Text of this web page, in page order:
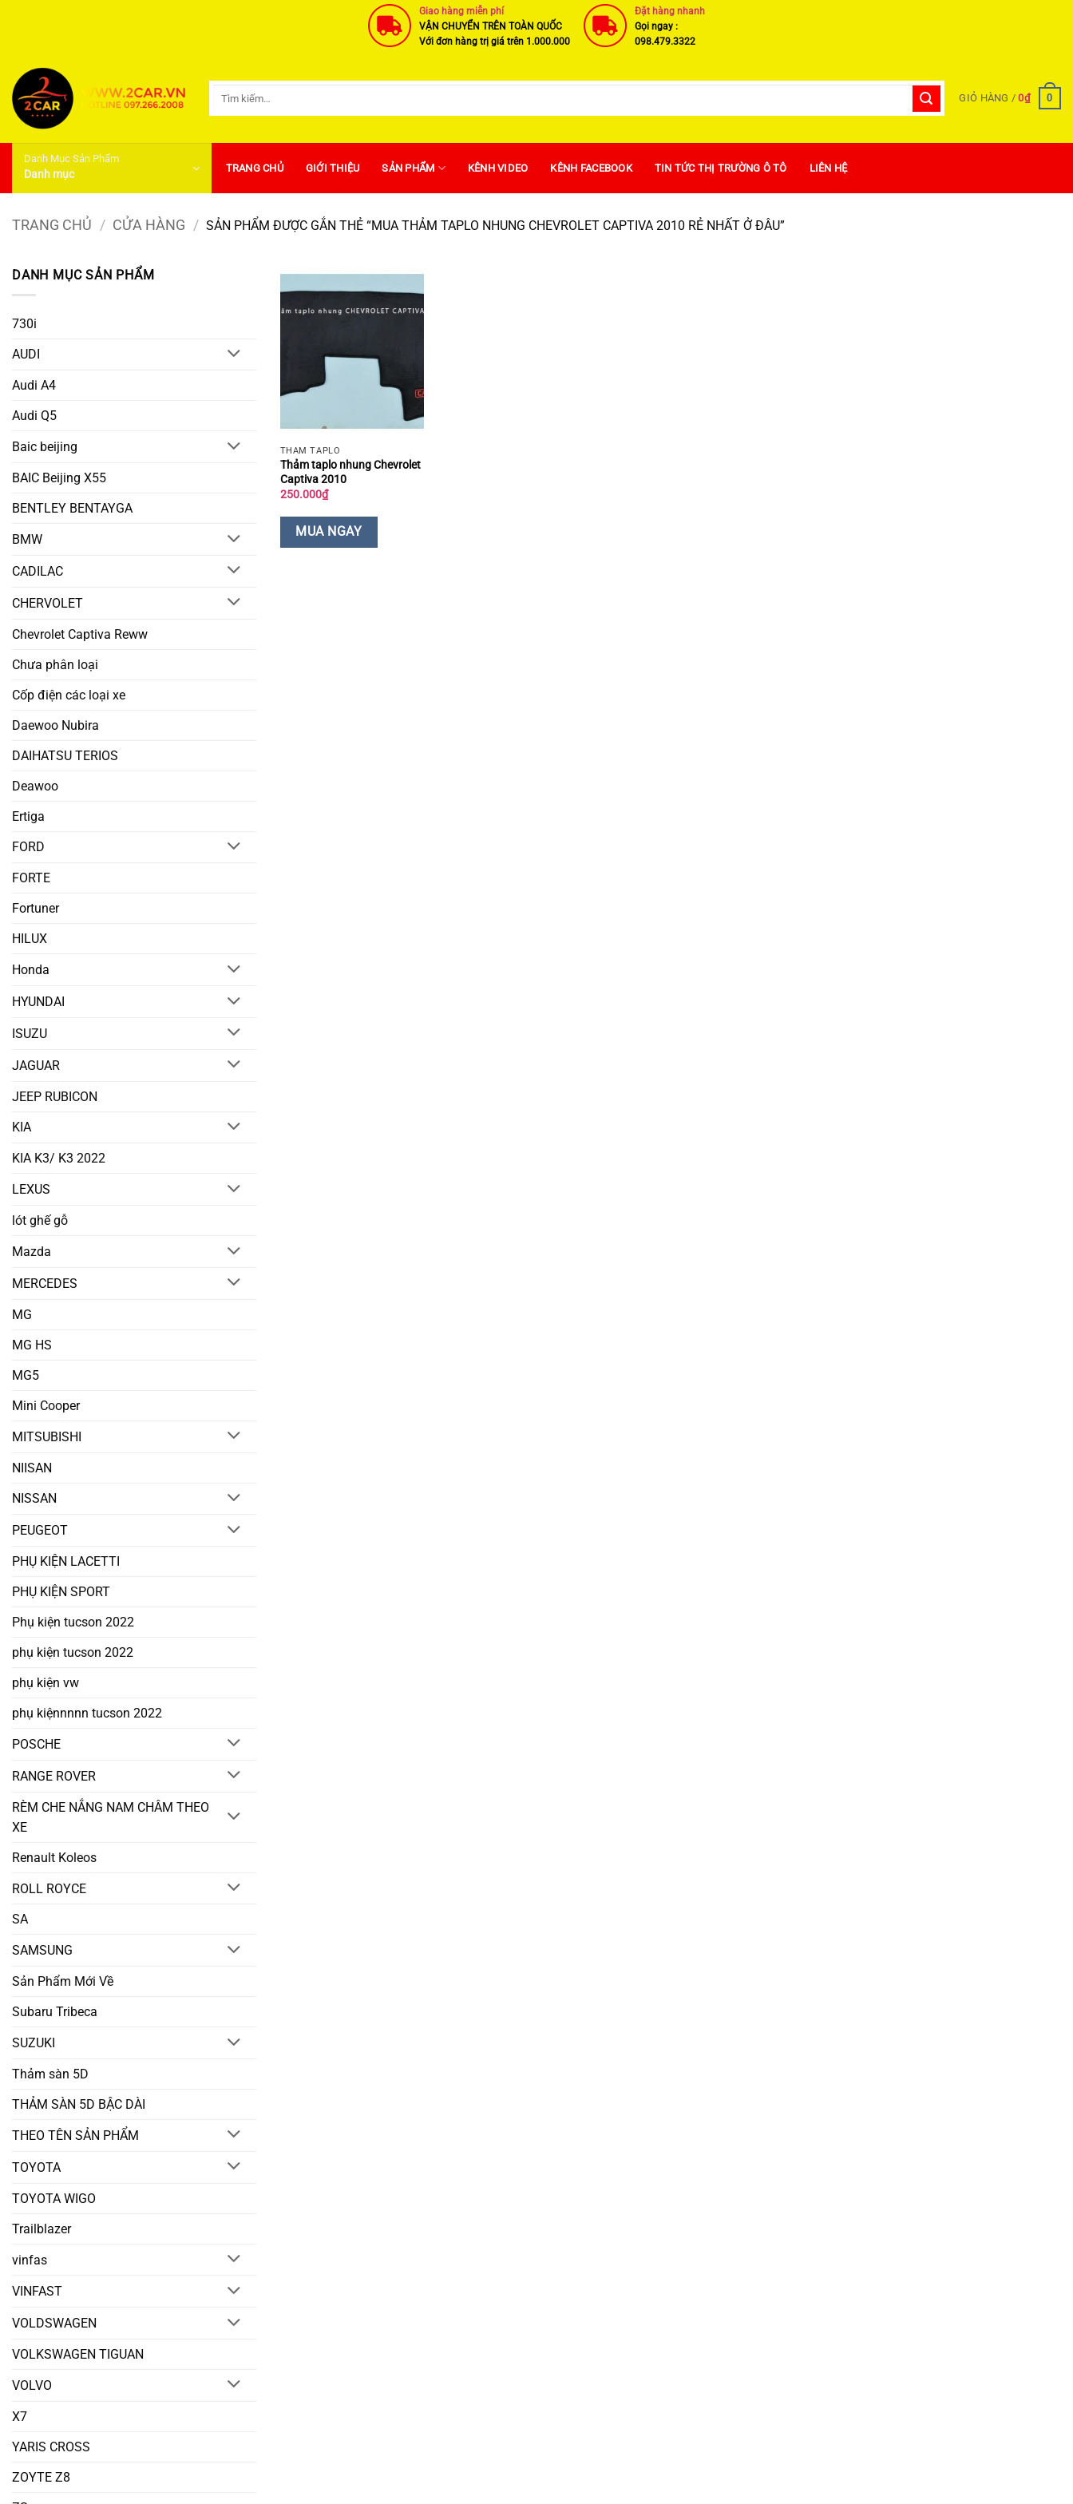
dung
Giao hàng miễn phí
VẬN CHUYỂN TRÊN TOÀN QUỐC
Với đơn hàng trị giá trên 1.000.000
Đặt hàng nhanh
Gọi ngay :
098.479.3322
GIỎ HÀNG /0₫ 0
Danh Mục Sản Phẩm
Danh mục TRANG CHỦ GIỚI THIỆU SẢN PHẨM KÊNH VIDEO KÊNH FACEBOOK TIN TỨC THỊ TRƯỜNG Ô TÔ LIÊN HỆ
TRANG CHỦ / CỬA HÀNG / SẢN PHẨM ĐƯỢC GẮN THẺ “MUA THẢM TAPLO NHUNG CHEVROLET CAPTIVA 2010 RẺ NHẤT Ở ĐÂU”
DANH MỤC SẢN PHẨM
730i
AUDI
Audi A4
Audi Q5
Baic beijing
BAIC Beijing X55
BENTLEY BENTAYGA
BMW
CADILAC
CHERVOLET
Chevrolet Captiva Reww
Chưa phân loại
Cốp điện các loại xe
Daewoo Nubira
DAIHATSU TERIOS
Deawoo
Ertiga
FORD
FORTE
Fortuner
HILUX
Honda
HYUNDAI
ISUZU
JAGUAR
JEEP RUBICON
KIA
KIA K3/ K3 2022
LEXUS
lót ghế gỗ
Mazda
MERCEDES
MG
MG HS
MG5
Mini Cooper
MITSUBISHI
NIISAN
NISSAN
PEUGEOT
PHỤ KIỆN LACETTI
PHỤ KIỆN SPORT
Phụ kiện tucson 2022
phụ kiện tucson 2022
phụ kiện vw
phụ kiệnnnnn tucson 2022
POSCHE
RANGE ROVER
RÈM CHE NẮNG NAM CHÂM THEO
XE
Renault Koleos
ROLL ROYCE
SA
SAMSUNG
Sản Phẩm Mới Về
Subaru Tribeca
SUZUKI
Thảm sàn 5D
THẢM SÀN 5D BẬC DÀI
THEO TÊN SẢN PHẨM
TOYOTA
TOYOTA WIGO
Trailblazer
vinfas
VINFAST
VOLDSWAGEN
VOLKSWAGEN TIGUAN
VOLVO
X7
YARIS CROSS
ZOYTE Z8
THẢM TAPLO
Thảm taplo nhung Chevrolet
Captiva 2010
250.000₫
MUA NGAY